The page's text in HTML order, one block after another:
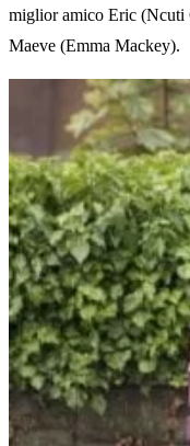
miglior amico Eric (Ncuti
Maeve (Emma Mackey).